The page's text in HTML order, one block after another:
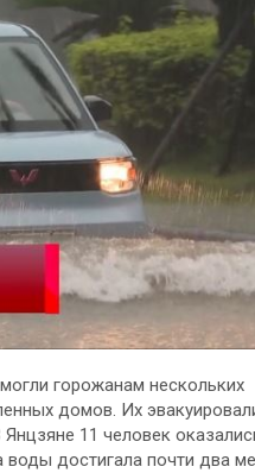
горожанам нескольких
домов. Их
11 человек
достигала почти два